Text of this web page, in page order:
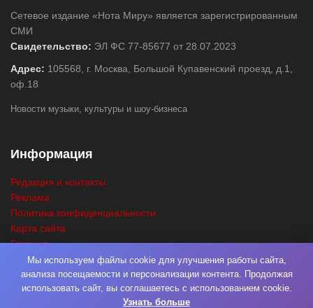
Сетевое издание «Нота Миру» является зарегистрированным
СМИ
Свидетельство: ЭЛ ФС 77-85677 от 28.07.2023
Адрес: 105568, г. Москва, Большой Купавенский проезд, д.1,
оф.18
Новости музыки, культуры и шоу-бизнеса
Информация
Редакция и контакты
Реклама
Политика конфиденциальности
Карта сайта
Главная
ПоискМы используем файлы cookie для улучшения работы сайта,
анализа посещаемости и персонализации контента. Продолжая
использовать сайт, вы соглашаетесь с использованием cookie.
Узнать больше